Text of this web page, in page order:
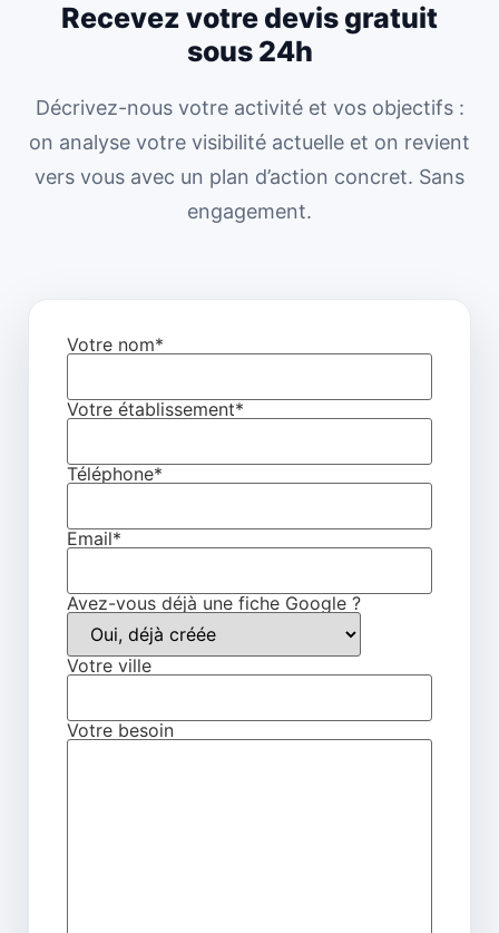
Recevez votre devis gratuit
sous 24h
Décrivez-nous votre activité et vos objectifs :
on analyse votre visibilité actuelle et on revient
vers vous avec un plan d’action concret. Sans
engagement.
Votre nom*
Votre établissement*
Téléphone*
Email*
Avez-vous déjà une fiche Google ?
Votre ville
Votre besoin